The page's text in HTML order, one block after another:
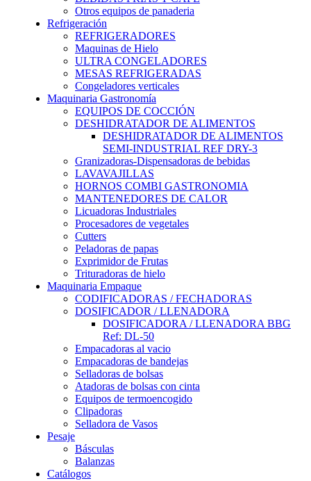
Otros equipos de panaderia
Refrigeración
REFRIGERADORES
Maquinas de Hielo
ULTRA CONGELADORES
MESAS REFRIGERADAS
Congeladores verticales
Maquinaria Gastronomía
EQUIPOS DE COCCIÓN
DESHIDRATADOR DE ALIMENTOS
DESHIDRATADOR DE ALIMENTOS
SEMI-INDUSTRIAL REF DRY-3
Granizadoras-Dispensadoras de bebidas
LAVAVAJILLAS
HORNOS COMBI GASTRONOMIA
MANTENEDORES DE CALOR
Licuadoras Industriales
Procesadores de vegetales
Cutters
Peladoras de papas
Exprimidor de Frutas
Trituradoras de hielo
Maquinaria Empaque
CODIFICADORAS / FECHADORAS
DOSIFICADOR / LLENADORA
DOSIFICADORA / LLENADORA BBG
Ref: DL-50
Empacadoras al vacio
Empacadoras de bandejas
Selladoras de bolsas
Atadoras de bolsas con cinta
Equipos de termoencogido
Clipadoras
Selladora de Vasos
Pesaje
Básculas
Balanzas
Catálogos